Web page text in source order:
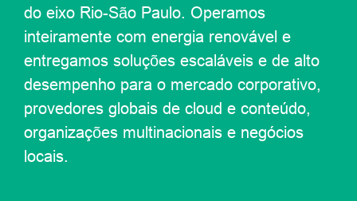
do eixo Rio-São Paulo. Operamos
inteiramente com energia renovável e
entregamos soluções escaláveis e de alto
desempenho para o mercado corporativo,
provedores globais de cloud e conteúdo,
organizações multinacionais e negócios
locais.